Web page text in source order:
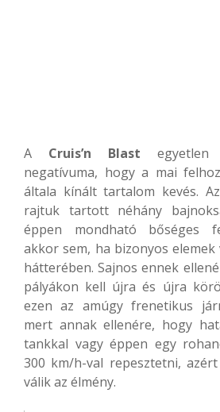
A Cruis’n Blast egyetlen
negatívuma, hogy a mai
általa kínált tartalom kevés.
rajtuk tartott néhány
éppen mondható bőséges
akkor sem, ha bizonyos
hátterében. Sajnos ennek
pályákon kell újra és újra
ezen az amúgy frenetikus
mert annak ellenére, hogy
tankkal vagy éppen egy
300 km/h-val repesztetni,
válik az élmény.